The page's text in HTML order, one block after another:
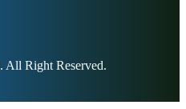
. All Right Reserved.